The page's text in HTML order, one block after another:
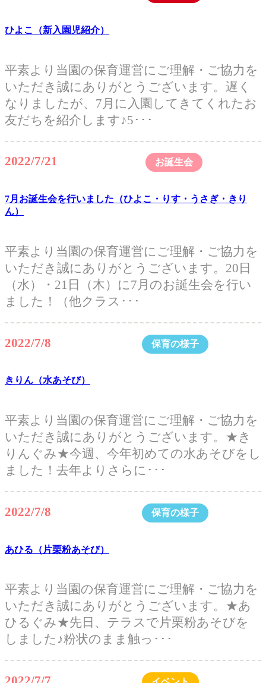
ひよこ（新入園児紹介）
平素より当園の保育運営にご理解・ご協力を
いただき誠にありがとうございます。遅く
なりましたが、7月に入園してきてくれたお
友だちを紹介します♪5･･･
2022/7/21 お誕生会
7月お誕生会を行いました（ひよこ・りす・うさぎ・きり
ん）
平素より当園の保育運営にご理解・ご協力を
いただき誠にありがとうございます。20日
（水）・21日（木）に7月のお誕生会を行い
ました！（他クラス･･･
2022/7/8 保育の様子
きりん（水あそび）
平素より当園の保育運営にご理解・ご協力を
いただき誠にありがとうございます。★き
りんぐみ★今週、今年初めての水あそびをし
ました！去年よりさらに･･･
2022/7/8 保育の様子
あひる（片栗粉あそび）
平素より当園の保育運営にご理解・ご協力を
いただき誠にありがとうございます。★あ
ひるぐみ★先日、テラスで片栗粉あそびを
しました♪粉状のまま触っ･･･